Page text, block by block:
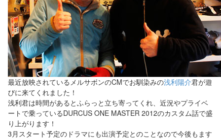
最近放映されているメルサボンのCMでお馴染みの浅利陽介君が遊
びに来てくれました！
浅利君は時間があるとふらっと立ち寄ってくれ、近況やプライベ
ートで乗っているDURCUS ONE MASTER 2012のカスタム話で盛
り上がります！
3月スタート予定のドラマにも出演予定とのことなので今後もます